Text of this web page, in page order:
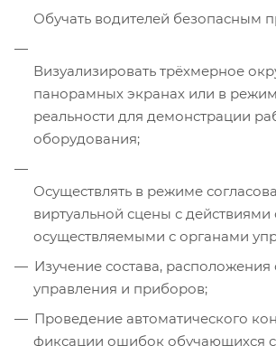
Обучать водителей безопасным
Визуализировать трёхмерное
панорамных экранах или в
реальности для демонстрации
оборудования;
Осуществлять в режиме
виртуальной сцены с действиями
осуществляемыми с органами
Изучение состава, расположения
управления и приборов;
Проведение автоматического
фиксации ошибок обучающихся